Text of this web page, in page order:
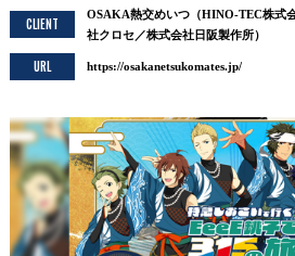
CLIENT
OSAKA熱交めいつ（HINO-TEC株式
社クロセ／株式会社日阪製作所）
URL https://osakanetsukomates.jp/